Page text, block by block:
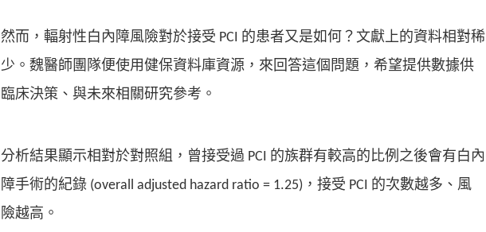
然而，輻射性白內障風險對於接受 PCI 的患者又是如何？文獻上的資料相對稀
少。魏醫師團隊便使用健保資料庫資源，來回答這個問題，希望提供數據供
臨床決策、與未來相關研究參考。
分析結果顯示相對於對照組，曾接受過 PCI 的族群有較高的比例之後會有白內
障手術的紀錄 (overall adjusted hazard ratio = 1.25)，接受 PCI 的次數越多、風
險越高。